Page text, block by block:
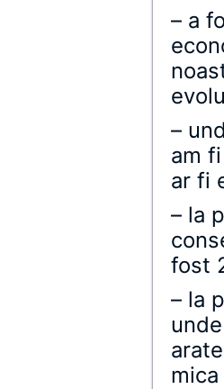
– a
–
am
ar fi
– la
fost
– la